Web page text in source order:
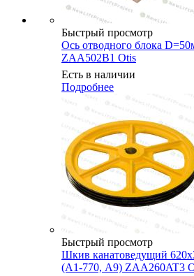
Быстрый просмотр
Ось отводного блока
ZAA502B1 Otis
Есть в наличии
Подробнее
Быстрый просмотр
Шкив канатоведущий
(А1-770, А9) ZAA260AT3